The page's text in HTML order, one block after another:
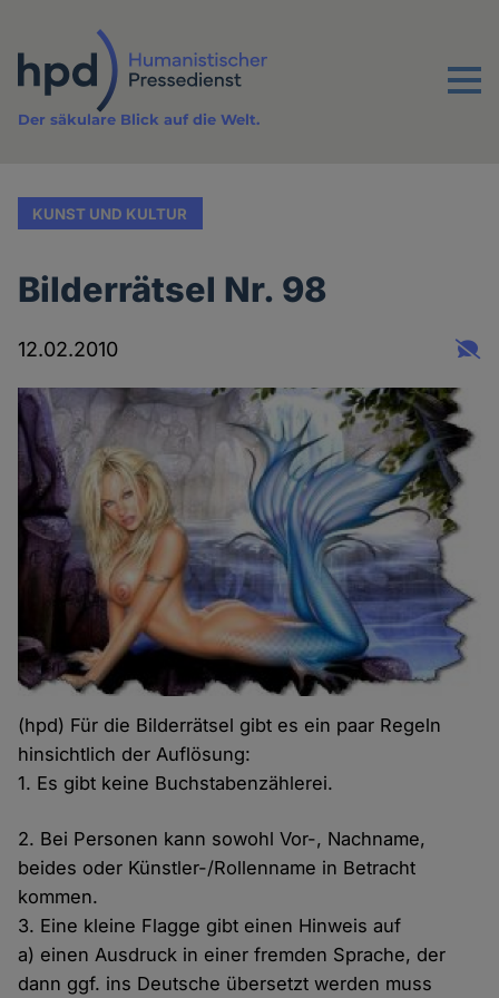
Inhalt
Menu
Der säkulare Blick auf die Welt.
KUNST UND KULTUR
Bilderrätsel Nr. 98
12.02.2010
(hpd) Für die Bilderrätsel gibt es ein paar Regeln
hinsichtlich der Auflösung:
1. Es gibt keine Buchstabenzählerei.
2. Bei Personen kann sowohl Vor-, Nachname,
beides oder Künstler-/Rollenname in Betracht
kommen.
3. Eine kleine Flagge gibt einen Hinweis auf
a) einen Ausdruck in einer fremden Sprache, der
dann ggf. ins Deutsche übersetzt werden muss